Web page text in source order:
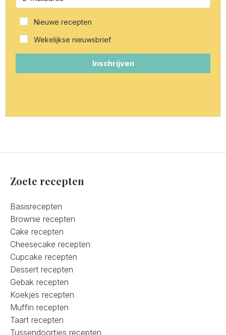
Nieuwe recepten
Wekelijkse nieuwsbrief
Inschrijven
Zoete recepten
Basisrecepten
Brownie recepten
Cake recepten
Cheesecake recepten
Cupcake recepten
Dessert recepten
Gebak recepten
Koekjes recepten
Muffin recepten
Taart recepten
Tussendoortjes recepten